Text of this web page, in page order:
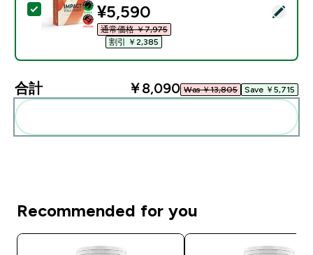
この商品を選択 - Impact ホエイ プロテイン - 1KG -
discounted price
¥5,590‎
通常価格 ￥7,975‎
割引 ￥2,385‎
合計 ￥8,090‎ Was ￥13,805‎ Save ￥5,715‎
Recommended for you